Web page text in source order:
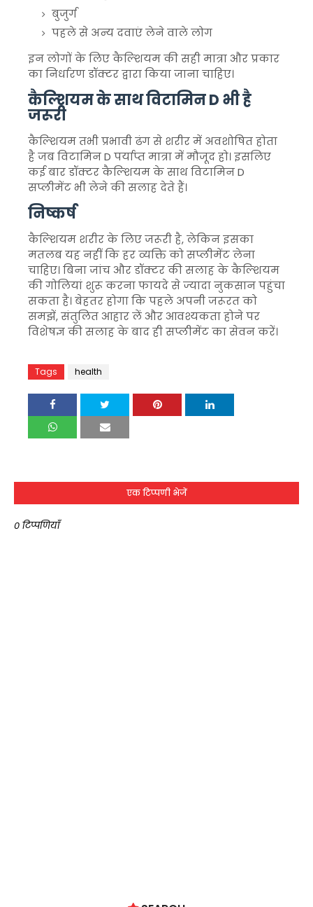
बुजुर्ग
पहले से अन्य दवाएं लेने वाले लोग
इन लोगों के लिए कैल्शियम की सही मात्रा और प्रकार
का निर्धारण डॉक्टर द्वारा किया जाना चाहिए।
कैल्शियम के साथ विटामिन D भी है
जरूरी
कैल्शियम तभी प्रभावी ढंग से शरीर में अवशोषित होता
है जब विटामिन D पर्याप्त मात्रा में मौजूद हो। इसलिए
कई बार डॉक्टर कैल्शियम के साथ विटामिन D
सप्लीमेंट भी लेने की सलाह देते हैं।
निष्कर्ष
कैल्शियम शरीर के लिए जरूरी है, लेकिन इसका
मतलब यह नहीं कि हर व्यक्ति को सप्लीमेंट लेना
चाहिए। बिना जांच और डॉक्टर की सलाह के कैल्शियम
की गोलियां शुरू करना फायदे से ज्यादा नुकसान पहुंचा
सकता है। बेहतर होगा कि पहले अपनी जरूरत को
समझें, संतुलित आहार लें और आवश्यकता होने पर
विशेषज्ञ की सलाह के बाद ही सप्लीमेंट का सेवन करें।
Tags health
एक टिप्पणी भेजें
0 टिप्पणियाँ